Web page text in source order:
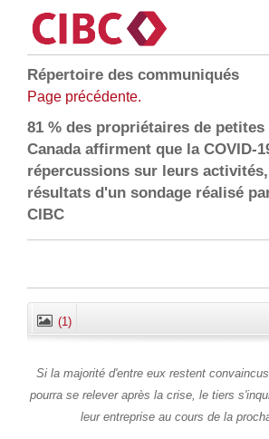
Répertoire des communiqués
Page précédente.
81 % des propriétaires de
Canada affirment que la COVID-
répercussions sur leurs
résultats d'un sondage réalisé
CIBC
(1)
Si la majorité d'entre eux restent
pourra se relever après la crise, le tiers
leur entreprise au cours de la